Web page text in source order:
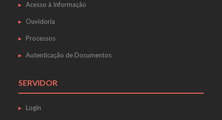
Acesso à Informação
Ouvidoria
Processos
Autenticação de Documentos
SERVIDOR
Login